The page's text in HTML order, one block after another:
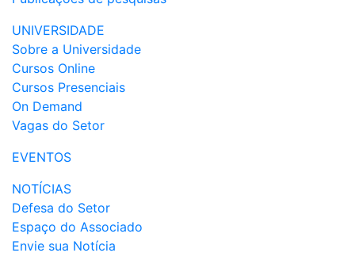
UNIVERSIDADE
Sobre a Universidade
Cursos Online
Cursos Presenciais
On Demand
Vagas do Setor
EVENTOS
NOTÍCIAS
Defesa do Setor
Espaço do Associado
Envie sua Notícia